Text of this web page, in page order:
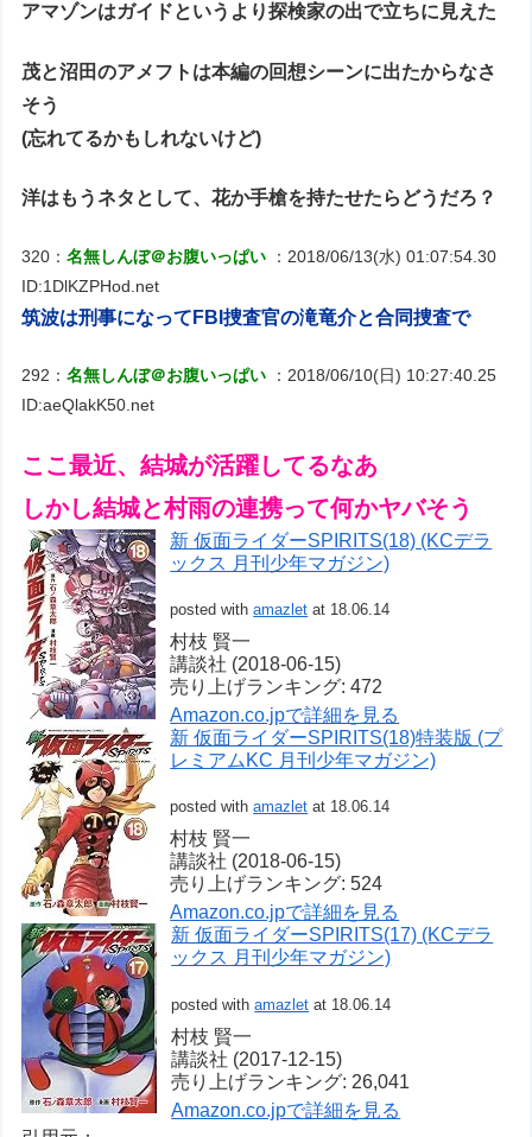
アマゾンはガイドというより探検家の出で立ちに見えた
茂と沼田のアメフトは本編の回想シーンに出たからなさ
そう
(忘れてるかもしれないけど)
洋はもうネタとして、花か手槍を持たせたらどうだろ？
320：名無しんぼ＠お腹いっぱい
：2018/06/13(水) 01:07:54.30
ID:1DlKZPHod.net
筑波は刑事になってFBI捜査官の滝竜介と合同捜査で
292：名無しんぼ＠お腹いっぱい
：2018/06/10(日) 10:27:40.25
ID:aeQlakK50.net
ここ最近、結城が活躍してるなあ
しかし結城と村雨の連携って何かヤバそう
新 仮面ライダーSPIRITS(18) (KCデラ
ックス 月刊少年マガジン)
posted withamazlet at 18.06.14
村枝 賢一
講談社 (2018-06-15)
売り上げランキング: 472
Amazon.co.jpで詳細を見る
新 仮面ライダーSPIRITS(18)特装版 (プ
レミアムKC 月刊少年マガジン)
posted withamazlet at 18.06.14
村枝 賢一
講談社 (2018-06-15)
売り上げランキング: 524
Amazon.co.jpで詳細を見る
新 仮面ライダーSPIRITS(17) (KCデラ
ックス 月刊少年マガジン)
posted withamazlet at 18.06.14
村枝 賢一
講談社 (2017-12-15)
売り上げランキング: 26,041
Amazon.co.jpで詳細を見る